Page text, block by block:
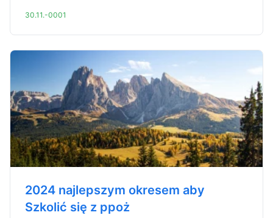
30.11.-0001
2024 najlepszym okresem aby
Szkolić się z ppoż